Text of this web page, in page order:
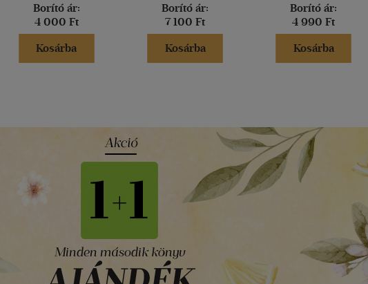
Borító ár:
4 000 Ft
Kosárba
Borító ár:
7 100 Ft
Kosárba
Borító ár:
4 990 Ft
Kosárba